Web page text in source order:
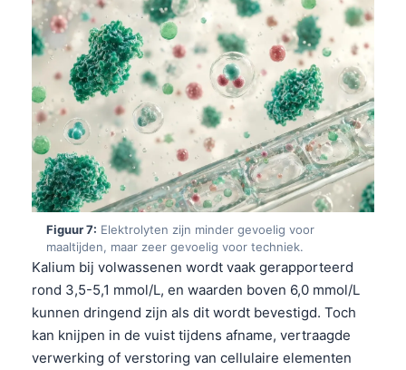
Figuur 7: Elektrolyten zijn minder gevoelig voor
maaltijden, maar zeer gevoelig voor techniek.
Kalium bij volwassenen wordt vaak gerapporteerd
rond 3,5-5,1 mmol/L, en waarden boven 6,0 mmol/L
kunnen dringend zijn als dit wordt bevestigd. Toch
kan knijpen in de vuist tijdens afname, vertraagde
verwerking of verstoring van cellulaire elementen
Русский
Lietuvių kalba
Polski
한국어
Slovenščina
Magyar
Shqip
বাংলা
मराठी
తెలుగు
தமிழ்